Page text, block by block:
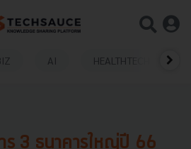
AI HEALTHTECH
ร 3 ธนาคารใหญ่ปี 66